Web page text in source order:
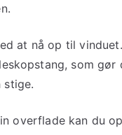
at nå op til
som
stige.
overflade kan du